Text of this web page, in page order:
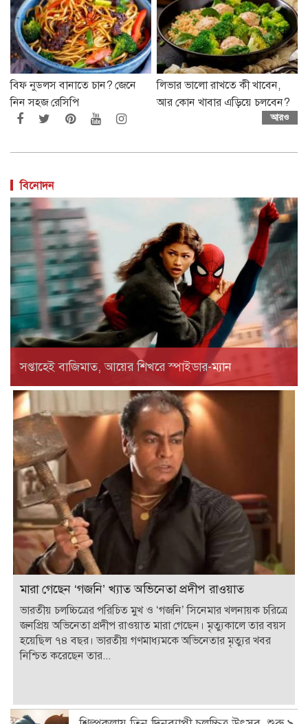
বিফ নুডলস বানাতে চান? জেনে
নিন সহজ রেসিপি
লিভার ভালো রাখতে কী খাবেন,
আর কোন খাবার এড়িয়ে চলবেন?
আরও
বিনোদন
সপ্তাহেই বাজিমাত, আয়ের শিখরে স্পাইডার-ম্যান
মারা গেছেন ‘গজনি’ খ্যাত অভিনেতা প্রদীপ রাওয়াত
ভারতীয় চলচ্চিত্রের পরিচিত মুখ ও ‘গজনি’ সিনেমার খলনায়ক চরিত্রে
জনপ্রিয় অভিনেতা প্রদীপ রাওয়াত মারা গেছেন। মৃত্যুকালে তার বয়স
হয়েছিল ৭৪ বছর। ভারতীয় গণমাধ্যমকে অভিনেতার মৃত্যুর খবর
নিশ্চিত করেছেন তার...